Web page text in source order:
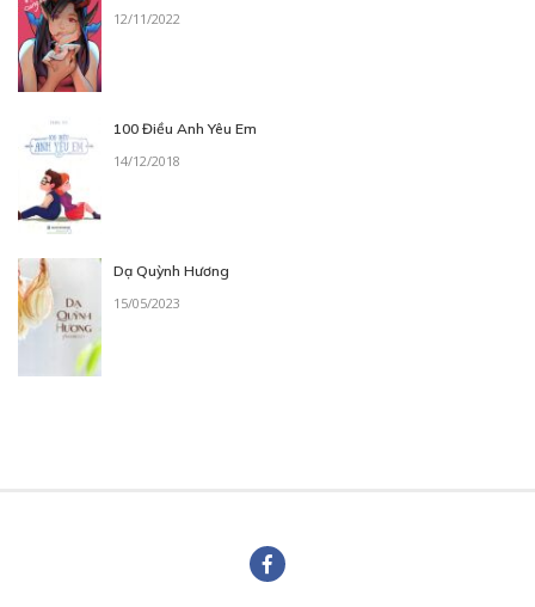
12/11/2022
100 Điều Anh Yêu Em
14/12/2018
Dạ Quỳnh Hương
15/05/2023